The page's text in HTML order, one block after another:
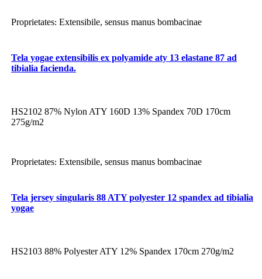
Proprietates: Extensibile, sensus manus bombacinae
Tela yogae extensibilis ex polyamide aty 13 elastane 87 ad
tibialia facienda.
HS2102 87% Nylon ATY 160D 13% Spandex 70D 170cm
275g/m2
Proprietates: Extensibile, sensus manus bombacinae
Tela jersey singularis 88 ATY polyester 12 spandex ad tibialia
yogae
HS2103 88% Polyester ATY 12% Spandex 170cm 270g/m2